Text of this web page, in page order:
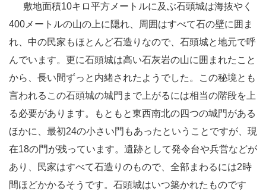
敷地面積10キロ平方メートルに及ぶ石頭城は海抜やく
400メートルの山の上に隠れ、周囲はすべて石の壁に囲ま
れ、中の民家もほとんど石造りなので、石頭城と地元で呼
んでいます。更に石頭城は高い石灰岩の山に囲まれたこと
から、長い間ずっと内緒されたようでした。この秘境とも
言われるこの石頭城の城門まで上がるには相当の階段を上
る必要があります。もともと東西南北の四つの城門がある
ほかに、最初24の小さい門もあったということですが、現
在18の門が残っています。遺跡として発令台や兵営などが
あり、民家はすべて石造りのもので、全部まわるには2時
間ほどかかるそうです。石頭城はいつ築かれたものです